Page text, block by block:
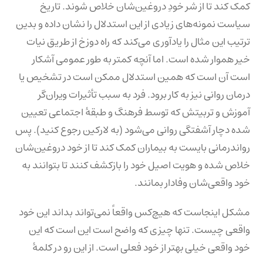
کمک کند تا از شر خودِ دروغین‌شان خلاص شوند. تاریخ
سیاست نمونه‌های زیادی از این استدلال را نشان داده و بدین
ترتیب این مثال را یادآوری می‌کند که راه‌ دوزخ از طریق نیات
خیر هموار شده است. اما آنچه کمتر به طور عمومی آشکار
است آن است که همین استدلال ممکن است در تشخیص یا
درمان روانی نیز به کار برود. فرد به سبب تأثیرات ویران‌گر
آموزش و تربیتش که توسط فرهنگ و طبقهٔ اجتماعی تعیین
شده دچار آشفتگی روانی می‌شود (به لارکین رجوع کنید). پس
رواندرمانی بایست به بیماران کمک کند تا از خود دروغین‌شان
خلاص شده و هویت اصیل خود را بازکشف کنند تا بتوانند به
خود واقعی‌شان وفادار بمانند.
مشکل اینجاست که هیچ‌کس واقعاً نمی‌تواند بداند این خود
واقعی چیست. تنها چیزی که واضح است این است که این
خود واقعی خیلی بهتر از خود فعلی است. از این رو در کلمهٔ